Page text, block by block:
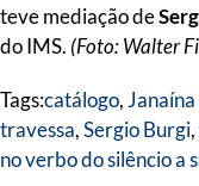
teve mediação de
do IMS. (Foto: Walter
Tags:catálogo,
travessa,Sergio Burgi,
no verbo do silêncio a